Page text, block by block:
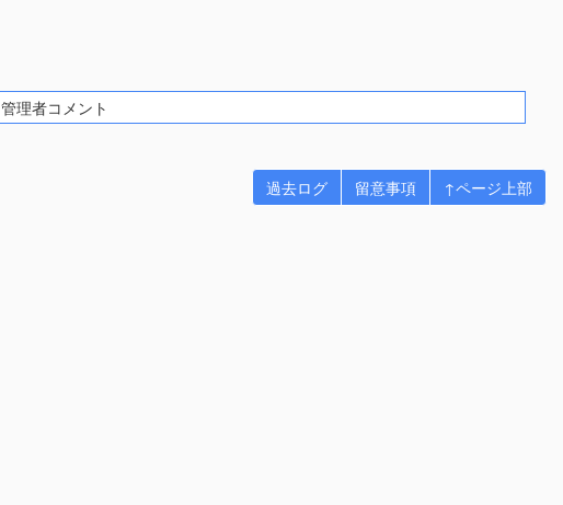
管理者コメント
過去ログ 留意事項 ↑ページ上部